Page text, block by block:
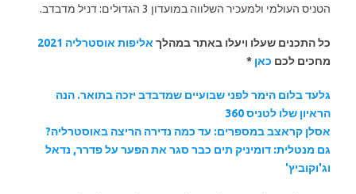
הטניס העולמי ולמעכיר השלווה במועדון 3 הגדולים: דניל מדבדב.
כל התכנים שעלו ויעלו באתר במהלך אליפות אוסטרליה 2021
מחכים לכם כאן *
גלעד בלום הימר לפני שבועיים שמדבדב יזכה בתואר. הנה
הראיון שלו לטניס 360
אסלן קראצב במספרים: עד כמה נדירה הריצה באוסטרליה?
גם מנטלית: דומיניק תים כבר סגר את הפער על פדרר, נדאל
וג'וקוביץ'